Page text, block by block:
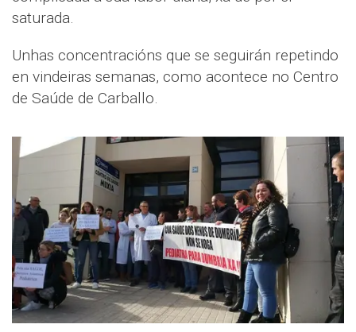
saturada.
Unhas concentracións que se seguirán repetindo
en vindeiras semanas, como acontece no Centro
de Saúde de Carballo.